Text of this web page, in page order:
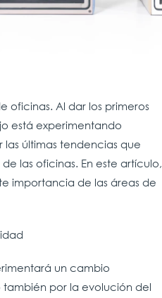
oficinas. Al dar los primeros
está experimentando
las últimas tendencias que
las oficinas. En este artículo,
importancia de las áreas de
un cambio
también por la evolución del